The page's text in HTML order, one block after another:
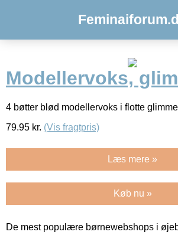
Modellervoks,
4 bøtter blød modellervoks i flotte
79.95 kr. (Vis fragtpris)
Læs mere »
Køb nu »
De mest populære børnewebshops i